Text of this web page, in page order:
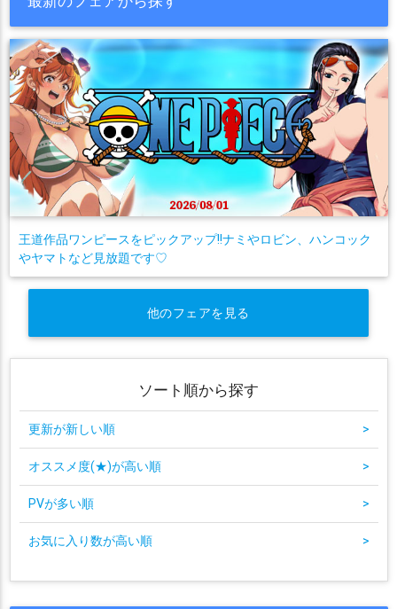
王道作品ワンピースをピックアップ!!ナミやロビン、ハンコック
やヤマトなど見放題です♡
他のフェアを見る
ソート順から探す
更新が新しい順 >
オススメ度(★)が高い順 >
PVが多い順 >
お気に入り数が高い順 >